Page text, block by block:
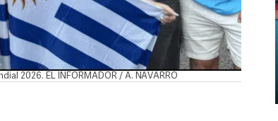
2026. EL INFORMADOR / A. NAVARRO